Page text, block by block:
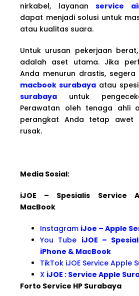
nirkabel, layanan service
dapat menjadi solusi untuk
atau kualitas suara.
Untuk urusan pekerjaan
adalah aset utama. Jika
Anda menurun drastis,
macbook surabaya atau
surabaya untuk
Perawatan oleh tenaga ahli
perangkat Anda tetap awet
rusak.
Media Sosial:
iJOE – Spesialis Service
MacBook
Instagram iJoe – Apple
You Tube iJOE –
iPhone & MacBook
TikTok iJOE Service Apple
X iJOE : Service Apple
Forto Service HP Surabaya